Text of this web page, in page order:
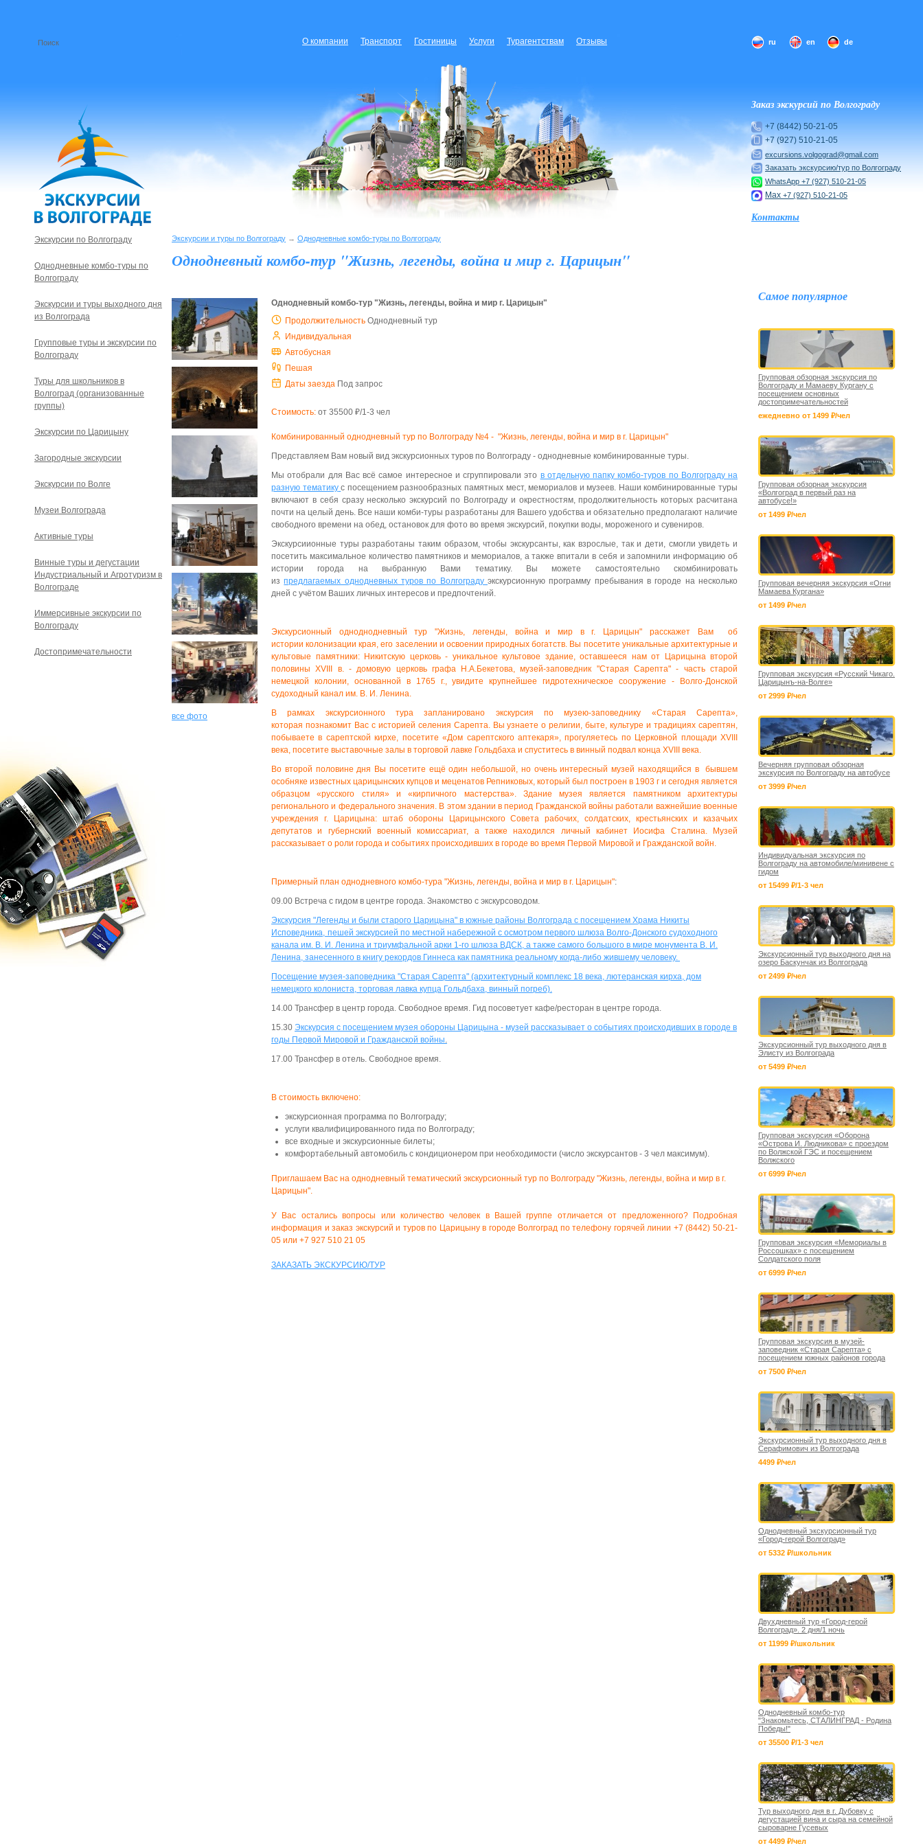
О компании Транспорт Гостиницы Услуги Турагентствам Отзывы ru en de
Заказ экскурсий по Волгограду
+7 (8442) 50-21-05
+7 (927) 510-21-05
excursions.volgograd@gmail.com
Заказать экскурсию/тур по Волгограду
WhatsApp +7 (927) 510-21-05
Max +7 (927) 510-21-05
Контакты
Экскурсии и туры по Волгограду → Однодневные комбо-туры по Волгограду
Однодневный комбо-тур "Жизнь, легенды, война и мир г. Царицын"
все фото
Однодневный комбо-тур "Жизнь, легенды, война и мир г. Царицын"
Продолжительность Однодневный тур
Индивидуальная
Автобусная
Пешая
Даты заезда Под запрос
Стоимость: от 35500 ₽/1-3 чел
Комбинированный однодневный тур по Волгограду №4 - "Жизнь, легенды, война и мир в г. Царицын"
Представляем Вам новый вид экскурсионных туров по Волгограду - однодневные комбинированные туры.
Мы отобрали для Вас всё самое интересное и сгруппировали это в отдельную папку комбо-туров по Волгограду на
разную тематику с посещением разнообразных памятных мест, мемориалов и музеев. Наши комбинированные туры
включают в себя сразу несколько экскурсий по Волгограду и окрестностям, продолжительность которых расчитана
почти на целый день. Все наши комби-туры разработаны для Вашего удобства и обязательно предполагают наличие
свободного времени на обед, остановок для фото во время экскурсий, покупки воды, мороженого и сувениров.
Экскурсиионные туры разработаны таким образом, чтобы экскурсанты, как взрослые, так и дети, смогли увидеть и
посетить максимальное количество памятников и мемориалов, а также впитали в себя и запомнили информацию об
истории города на выбранную Вами тематику. Вы можете самостоятельно скомбинировать
из предлагаемых однодневных туров по Волгоградуэкскурсионную программу пребывания в городе на несколько
дней с учётом Ваших личных интересов и предпочтений.
Экскурсионный одноднодневный тур "Жизнь, легенды, война и мир в г. Царицын" расскажет Вам
об
истории колонизации края, его заселении и освоении природных богатств. Вы посетите уникальные архитектурные и
культовые памятники: Никитскую церковь - уникальное культовое здание, оставшееся нам от Царицына второй
половины ХVIII в. - домовую церковь графа Н.А.Бекетова, музей-заповедник "Старая Сарепта" - часть старой
немецкой колонии, основанной в 1765 г., увидите крупнейшее гидротехническое сооружение - Волго-Донской
судоходный канал им. В. И. Ленина.
В рамках экскурсионного тура запланировано экскурсия по музею-заповеднику «Старая Сарепта»,
которая познакомит Вас с историей селения Сарепта. Вы узнаете о религии, быте, культуре и традициях сарептян,
побываете в сарептской кирхе, посетите «Дом сарептского аптекаря», прогуляетесь по Церковной площади XVIII
века, посетите выставочные залы в торговой лавке Гольдбаха и спуститесь в винный подвал конца XVIII века.
Во второй половине дня Вы посетите ещё один небольшой, но очень интересный музей находящийся в бывшем
особняке известных царицынских купцов и меценатов Репниковых, который был построен в 1903 г и сегодня является
образцом «русского стиля» и «кирпичного мастерства». Здание музея является памятником архитектуры
регионального и федерального значения. В этом здании в период Гражданской войны работали важнейшие военные
учреждения г. Царицына: штаб обороны Царицынского Совета рабочих, солдатских, крестьянских и казачьих
депутатов и губернский военный комиссариат, а также находился личный кабинет Иосифа Сталина. Музей
рассказывает о роли города и событиях происходивших в городе во время Первой Мировой и Гражданской войн.
Примерный план однодневного комбо-тура "Жизнь, легенды, война и мир в г. Царицын":
09.00 Встреча с гидом в центре города. Знакомство с экскурсоводом.
Экскурсия "Легенды и были старого Царицына" в южные районы Волгограда с посещением Храма Никиты
Исповедника, пешей экскурсией по местной набережной с осмотром первого шлюза Волго-Донского судоходного
канала им. В. И. Ленина и триумфальной арки 1-го шлюза ВДСК, а также самого большого в мире монумента В. И.
Ленина, занесенного в книгу рекордов Гиннеса как памятника реальному когда-либо жившему человеку.
Посещение музея-заповедника "Старая Сарепта" (архитектурный комплекс 18 века, лютеранская кирха, дом
немецкого колониста, торговая лавка купца Гольдбаха, винный погреб).
14.00 Трансфер в центр города. Свободное время. Гид посоветует кафе/ресторан в центре города.
15.30 Экскурсия с посещением музея обороны Царицына - музей рассказывает о событиях происходивших в городе в
годы Первой Мировой и Гражданской войны.
17.00 Трансфер в отель. Свободное время.
В стоимость включено:
экскурсионная программа по Волгограду;
услуги квалифицированного гида по Волгограду;
все входные и экскурсионные билеты;
комфортабельный автомобиль с кондиционером при необходимости (число экскурсантов - 3 чел максимум).
Приглашаем Вас на однодневный тематический экскурсионный тур по Волгограду "Жизнь, легенды, война и мир в г.
Царицын".
У Вас остались вопросы или количество человек в Вашей группе отличается от предложенного? Подробная
информация и заказ экскурсий и туров по Царицыну в городе Волгоград по телефону горячей линии +7 (8442) 50-21-
05 или +7 927 510 21 05
ЗАКАЗАТЬ ЭКСКУРСИЮ/ТУР
Экскурсии по Волгограду
Однодневные комбо-туры по
Волгограду
Экскурсии и туры выходного дня
из Волгограда
Групповые туры и экскурсии по
Волгограду
Туры для школьников в
Волгоград (организованные
группы)
Экскурсии по Царицыну
Загородные экскурсии
Экскурсии по Волге
Музеи Волгограда
Активные туры
Винные туры и дегустации
Индустриальный и Агротуризм в
Волгограде
Иммерсивные экскурсии по
Волгограду
Достопримечательности
Самое популярное
Групповая обзорная экскурсия по
Волгограду и Мамаеву Кургану с
посещением основных
достопримечательностей
ежедневно от 1499 ₽/чел
Групповая обзорная экскурсия
«Волгоград в первый раз на
автобусе!»
от 1499 ₽/чел
Групповая вечерняя экскурсия «Огни
Мамаева Кургана»
от 1499 ₽/чел
Групповая экскурсия «Русский Чикаго.
Царицынъ-на-Волге»
от 2999 ₽/чел
Вечерняя групповая обзорная
экскурсия по Волгограду на автобусе
от 3999 ₽/чел
Индивидуальная экскурсия по
Волгограду на автомобиле/минивене с
гидом
от 15499 ₽/1-3 чел
Экскурсионный тур выходного дня на
озеро Баскунчак из Волгограда
от 2499 ₽/чел
Экскурсионный тур выходного дня в
Элисту из Волгограда
от 5499 ₽/чел
Групповая экскурсия «Оборона
«Острова И. Людникова» с проездом
по Волжской ГЭС и посещением
Волжского
от 6999 ₽/чел
Групповая экскурсия «Мемориалы в
Россошках» с посещением
Солдатского поля
от 6999 ₽/чел
Групповая экскурсия в музей-
заповедник «Старая Сарепта» с
посещением южных районов города
от 7500 ₽/чел
Экскурсионный тур выходного дня в
Серафимович из Волгограда
4499 ₽/чел
Однодневный экскурсионный тур
«Город-герой Волгоград»
от 5332 ₽/школьник
Двухдневный тур «Город-герой
Волгоград». 2 дня/1 ночь
от 11999 ₽/школьник
Однодневный комбо-тур
"Знакомьтесь, СТАЛИНГРАД - Родина
Победы!"
от 35500 ₽/1-3 чел
Тур выходного дня в г. Дубовку с
дегустацией вина и сыра на семейной
сыроварне Гусевых
от 4499 ₽/чел